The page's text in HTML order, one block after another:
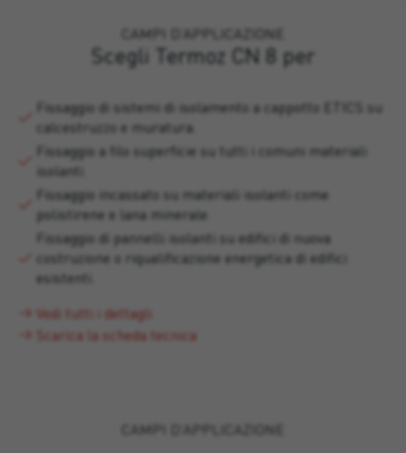
CAMPI D’APPLICAZIONE
Scegli Termoz CN 8 per
Fissaggio di sistemi di isolamento a cappotto ETICS su
calcestruzzo e muratura.
Fissaggio a filo superficie su tutti i comuni materiali
isolanti.
Fissaggio incassato su materiali isolanti come
polistirene e lana minerale.
Fissaggio di pannelli isolanti su edifici di nuova
costruzione o riqualificazione energetica di edifici
esistenti.
Vedi tutti i dettagli
Scarica la scheda tecnica
CAMPI D’APPLICAZIONE